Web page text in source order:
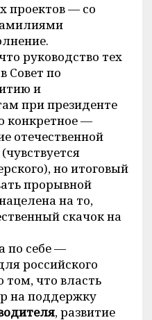
проектов — со
руководство тех
Совет по
и
при президенте
конкретное —
отечественной
но итоговый
прорывной
на то,
скачок на
по себе —
российского
том, что власть
на поддержку
, развитие